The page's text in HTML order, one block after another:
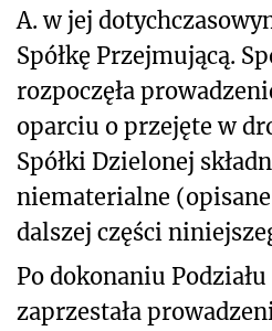
A. w jej
Spółkę Przejmującą.
rozpoczęła
oparciu o przejęte w
Spółki Dzielonej
niematerialne (opisane
dalszej części
Po dokonaniu
zaprzestała